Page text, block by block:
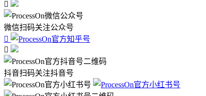

微信扫码关注公众号


抖音扫码关注抖音号